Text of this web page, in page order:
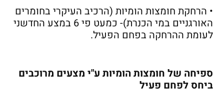
• הרחקת חומצות הומיות (הרכיב העיקרי בחומרים
האורגניים במי הכנרת)- כמעט פי 6 במצע החדשני
לעומת ההרחקה בפחם הפעיל.
ספיחה של חומצות הומיות ע"י מצעים מרוכבים
ביחס לפחם פעיל